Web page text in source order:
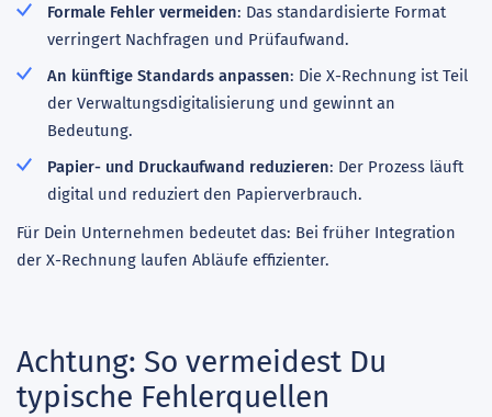
Formale Fehler vermeiden: Das standardisierte Format
verringert Nachfragen und Prüfaufwand.
An künftige Standards anpassen: Die X-Rechnung ist Teil
der Verwaltungsdigitalisierung und gewinnt an
Bedeutung.
Papier- und Druckaufwand reduzieren: Der Prozess läuft
digital und reduziert den Papierverbrauch.
Für Dein Unternehmen bedeutet das: Bei früher Integration
der X-Rechnung laufen Abläufe effizienter.
Achtung: So vermeidest Du
typische Fehlerquellen